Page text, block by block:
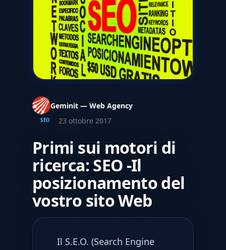
Geminit — Web Agency
SEO 23 ottobre 2017
Primi sui motori di
ricerca: SEO -Il
posizionamento del
vostro sito Web
Il S.E.O. (Search Engine